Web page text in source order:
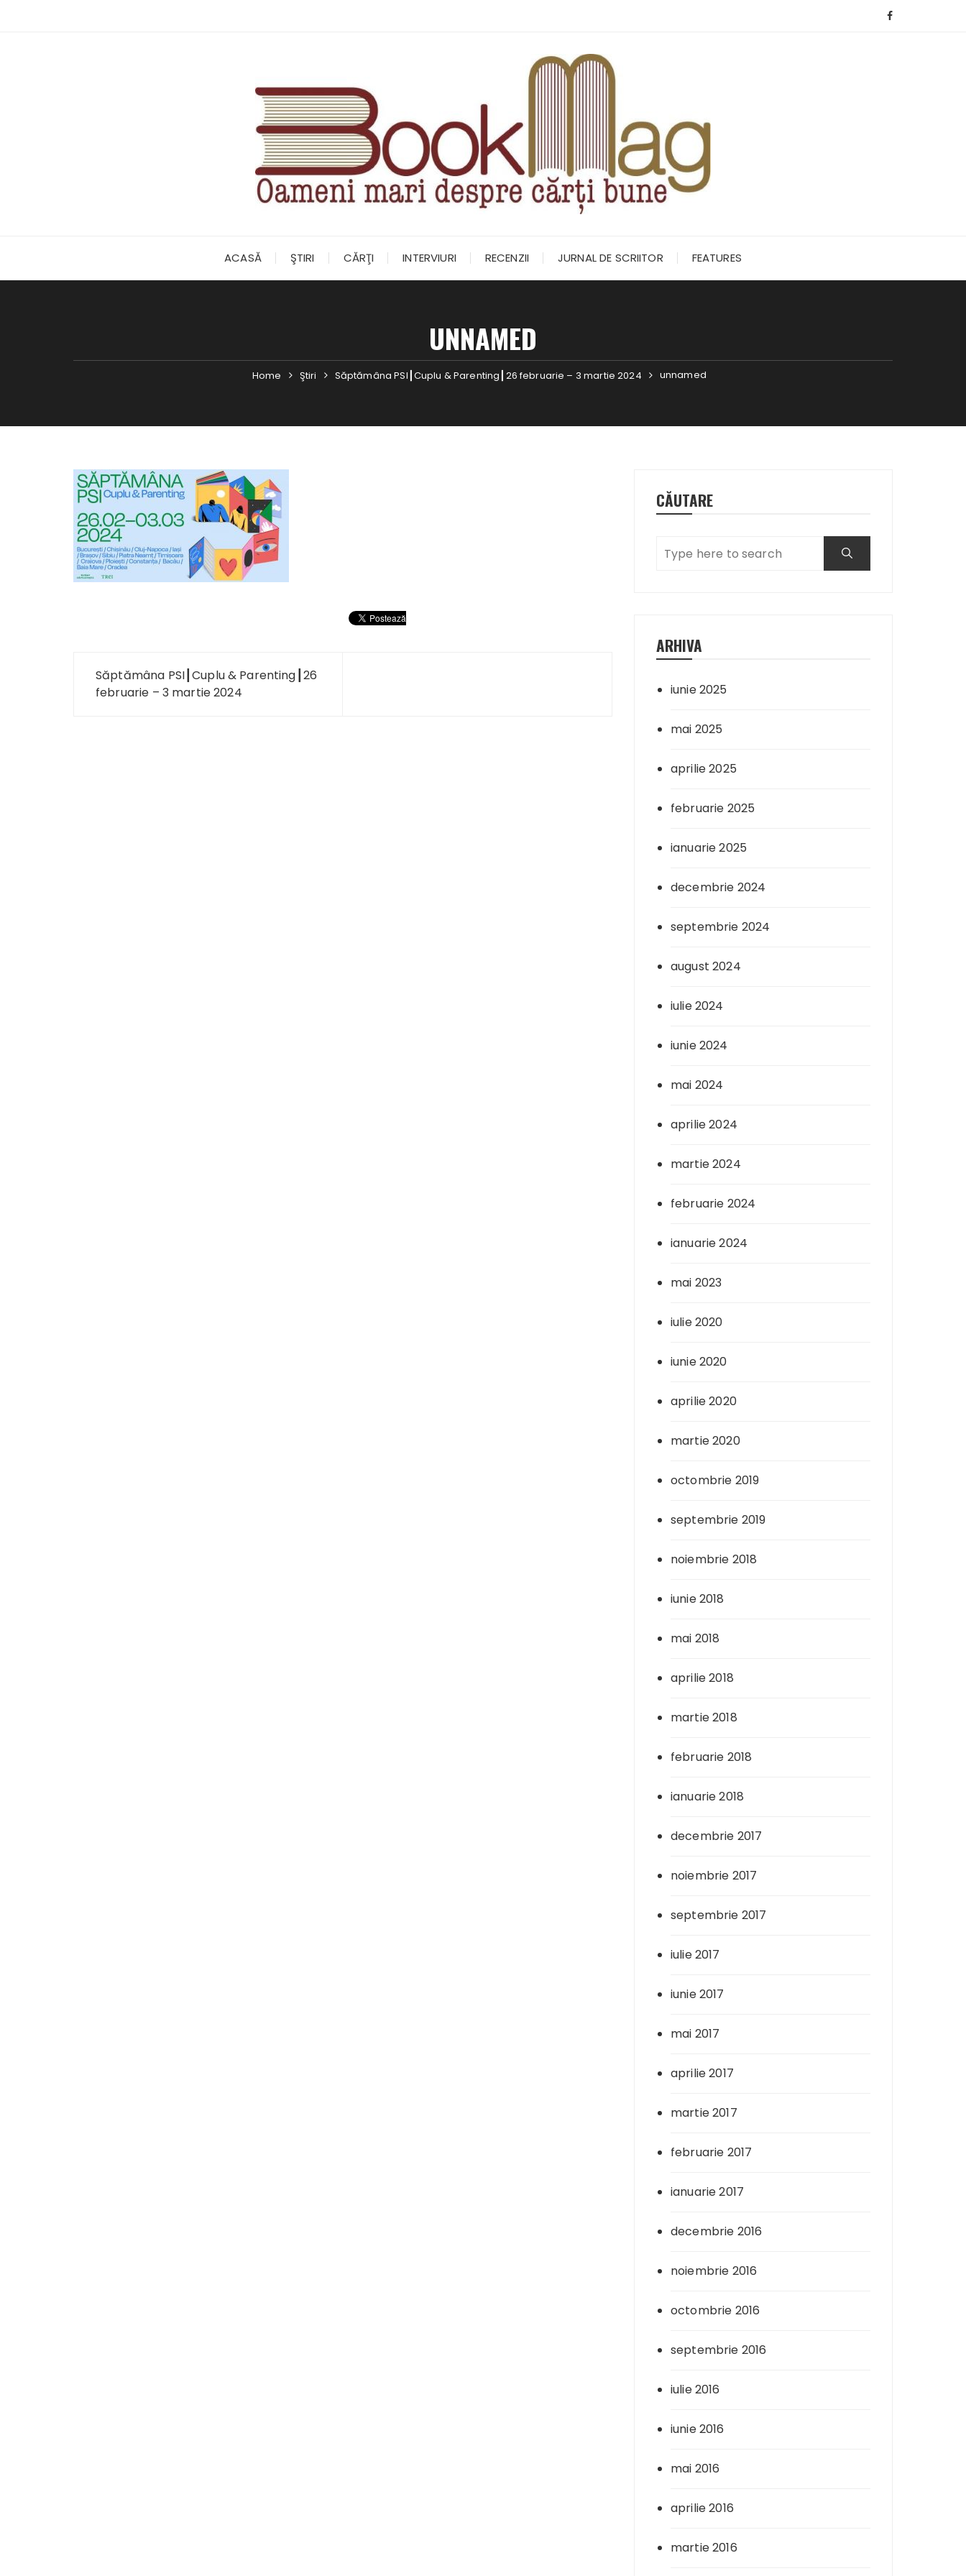
ACASĂ ŞTIRI CĂRŢI INTERVIURI RECENZII JURNAL DE SCRIITOR FEATURES
UNNAMED
Home Ştiri Săptămâna PSI┃Cuplu & Parenting┃26 februarie – 3 martie 2024 unnamed
Navigare
Săptămâna PSI┃Cuplu & Parenting┃26
februarie – 3 martie 2024
CĂUTARE
ARHIVA
iunie 2025
mai 2025
aprilie 2025
februarie 2025
ianuarie 2025
decembrie 2024
septembrie 2024
august 2024
iulie 2024
iunie 2024
mai 2024
aprilie 2024
martie 2024
februarie 2024
ianuarie 2024
mai 2023
iulie 2020
iunie 2020
aprilie 2020
martie 2020
octombrie 2019
septembrie 2019
noiembrie 2018
iunie 2018
mai 2018
aprilie 2018
martie 2018
februarie 2018
ianuarie 2018
decembrie 2017
noiembrie 2017
septembrie 2017
iulie 2017
iunie 2017
mai 2017
aprilie 2017
martie 2017
februarie 2017
ianuarie 2017
decembrie 2016
noiembrie 2016
octombrie 2016
septembrie 2016
iulie 2016
iunie 2016
mai 2016
aprilie 2016
martie 2016